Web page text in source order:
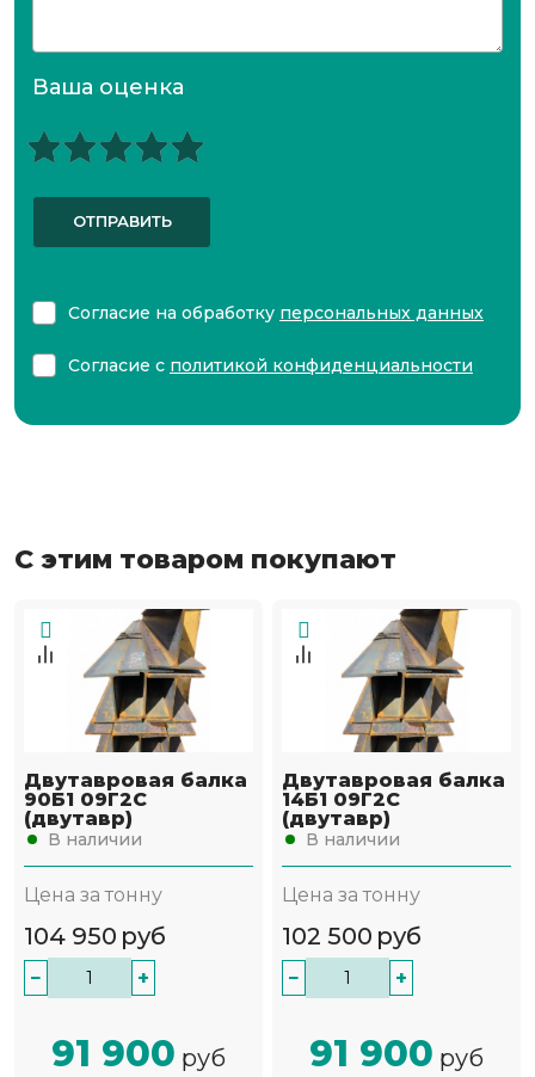
Ваша оценка
ОТПРАВИТЬ
Согласие на обработку персональных данных
Согласие с политикой конфиденциальности
С этим товаром покупают
Двутавровая балка
90Б1 09Г2С
(двутавр)
В наличии
Цена за тонну
104 950 руб
− +
91 900 руб
Двутавровая балка
14Б1 09Г2С
(двутавр)
В наличии
Цена за тонну
102 500 руб
− +
91 900 руб